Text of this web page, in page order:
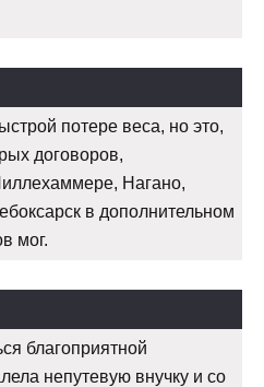
потере веса, но это,
договоров,
Нагано,
в дополнительном
мог.
благоприятной
непутевую внучку и со